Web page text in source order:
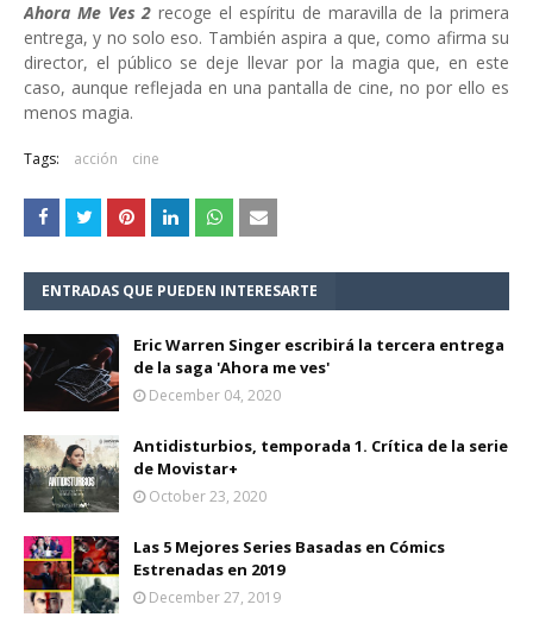
Ahora Me Ves 2recoge el espíritu de maravilla de la primera
entrega, y no solo eso. También aspira a que, como afirma su
director, el público se deje llevar por la magia que, en este
caso, aunque reflejada en una pantalla de cine, no por ello es
menos magia.
Tags: acción cine
ENTRADAS QUE PUEDEN INTERESARTE
Eric Warren Singer escribirá la tercera entrega
de la saga 'Ahora me ves'
December 04, 2020
Antidisturbios, temporada 1. Crítica de la serie
de Movistar+
October 23, 2020
Las 5 Mejores Series Basadas en Cómics
Estrenadas en 2019
December 27, 2019